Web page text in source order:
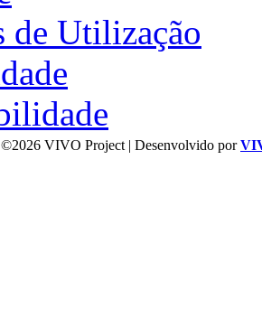
de Utilização
©2026 VIVO Project | Desenvolvido por